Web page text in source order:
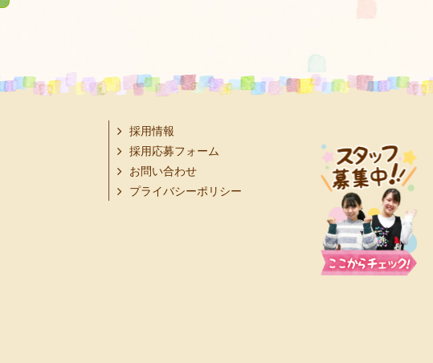
採用情報
採用応募フォーム
お問い合わせ
プライバシーポリシー